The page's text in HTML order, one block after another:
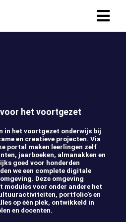
voor het voortgezet
in het voortgezet onderwijs bij
en creatieve projecten. Via
portal maken leerlingen zelf
jaarboeken, almanakken en
goed voor honderden
we een complete digitale
Deze omgeving
modules voor onder andere het
portfolio’s en
op één plek, ontwikkeld in
en docenten.